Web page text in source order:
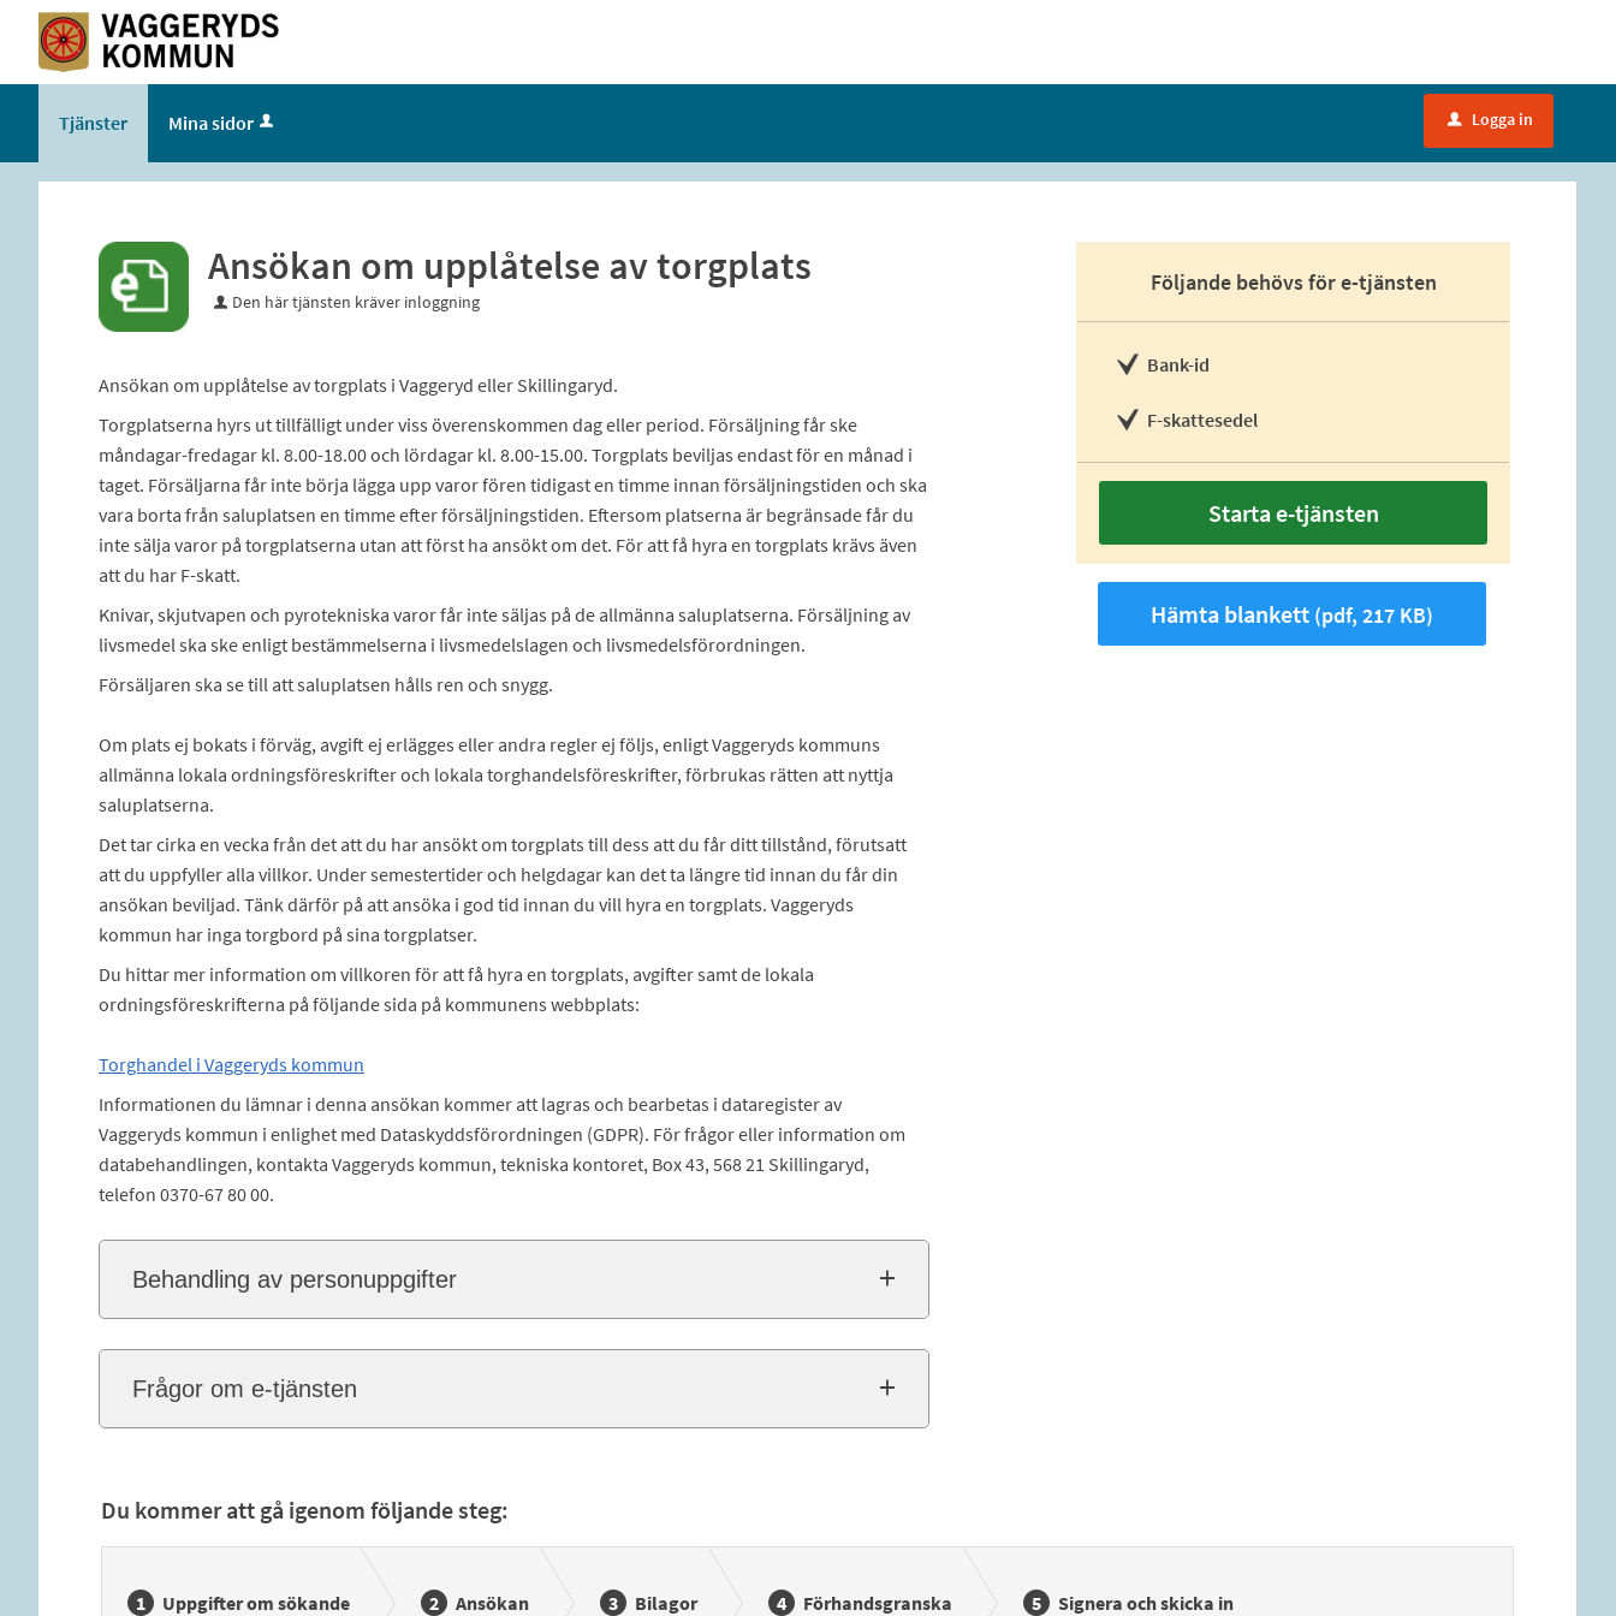
Tjänster Mina sidor u Logga in
Ansökan om upplåtelse av torgplats
Den här tjänsten kräver inloggning
Ansökan om upplåtelse av torgplats i Vaggeryd eller Skillingaryd.
Torgplatserna hyrs ut tillfälligt under viss överenskommen dag eller period. Försäljning får ske
måndagar-fredagar kl. 8.00-18.00 och lördagar kl. 8.00-15.00. Torgplats beviljas endast för en månad i
taget. Försäljarna får inte börja lägga upp varor fören tidigast en timme innan försäljningstiden och ska
vara borta från saluplatsen en timme efter försäljningstiden. Eftersom platserna är begränsade får du
inte sälja varor på torgplatserna utan att först ha ansökt om det. För att få hyra en torgplats krävs även
att du har F-skatt.
Knivar, skjutvapen och pyrotekniska varor får inte säljas på de allmänna saluplatserna. Försäljning av
livsmedel ska ske enligt bestämmelserna i livsmedelslagen och livsmedelsförordningen.
Försäljaren ska se till att saluplatsen hålls ren och snygg.
Om plats ej bokats i förväg, avgift ej erlägges eller andra regler ej följs, enligt Vaggeryds kommuns
allmänna lokala ordningsföreskrifter och lokala torghandelsföreskrifter, förbrukas rätten att nyttja
saluplatserna.
Det tar cirka en vecka från det att du har ansökt om torgplats till dess att du får ditt tillstånd, förutsatt
att du uppfyller alla villkor. Under semestertider och helgdagar kan det ta längre tid innan du får din
ansökan beviljad. Tänk därför på att ansöka i god tid innan du vill hyra en torgplats. Vaggeryds
kommun har inga torgbord på sina torgplatser.
Du hittar mer information om villkoren för att få hyra en torgplats, avgifter samt de lokala
ordningsföreskrifterna på följande sida på kommunens webbplats:
Torghandel i Vaggeryds kommun
Informationen du lämnar i denna ansökan kommer att lagras och bearbetas i dataregister av
Vaggeryds kommun i enlighet med Dataskyddsförordningen (GDPR). För frågor eller information om
databehandlingen, kontakta Vaggeryds kommun, tekniska kontoret, Box 43, 568 21 Skillingaryd,
telefon 0370-67 80 00.
Behandling av personuppgifter
Frågor om e-tjänsten
Följande behövs för e-tjänsten
Bank-id
F-skattesedel
Starta e-tjänsten
Hämta blankett (pdf, 217 KB)
Du kommer att gå igenom följande steg:
Uppgifter om sökande Ansökan Bilagor Förhandsgranska Signera och skicka in